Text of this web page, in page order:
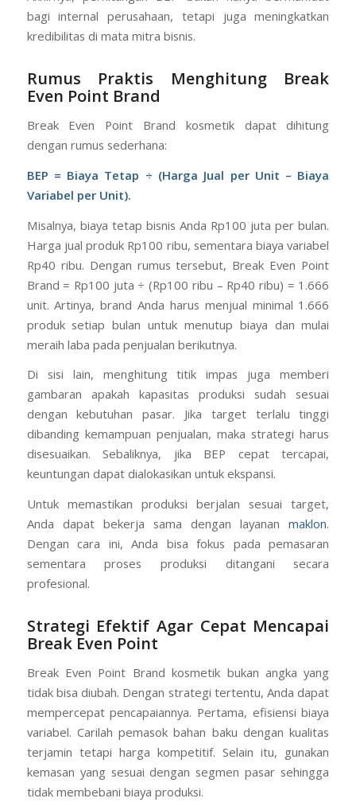
bagi internal perusahaan, tetapi juga meningkatkan
kredibilitas di mata mitra bisnis.
Rumus Praktis Menghitung Break
Even Point Brand
Break Even Point Brand kosmetik dapat dihitung
dengan rumus sederhana:
BEP = Biaya Tetap ÷ (Harga Jual per Unit – Biaya
Variabel per Unit).
Misalnya, biaya tetap bisnis Anda Rp100 juta per bulan.
Harga jual produk Rp100 ribu, sementara biaya variabel
Rp40 ribu. Dengan rumus tersebut, Break Even Point
Brand = Rp100 juta ÷ (Rp100 ribu – Rp40 ribu) = 1.666
unit. Artinya, brand Anda harus menjual minimal 1.666
produk setiap bulan untuk menutup biaya dan mulai
meraih laba pada penjualan berikutnya.
Di sisi lain, menghitung titik impas juga memberi
gambaran apakah kapasitas produksi sudah sesuai
dengan kebutuhan pasar. Jika target terlalu tinggi
dibanding kemampuan penjualan, maka strategi harus
disesuaikan. Sebaliknya, jika BEP cepat tercapai,
keuntungan dapat dialokasikan untuk ekspansi.
Untuk memastikan produksi berjalan sesuai target,
Anda dapat bekerja sama dengan layananmaklon.
Dengan cara ini, Anda bisa fokus pada pemasaran
sementara proses produksi ditangani secara
profesional.
Strategi Efektif Agar Cepat Mencapai
Break Even Point
Break Even Point Brand kosmetik bukan angka yang
tidak bisa diubah. Dengan strategi tertentu, Anda dapat
mempercepat pencapaiannya. Pertama, efisiensi biaya
variabel. Carilah pemasok bahan baku dengan kualitas
terjamin tetapi harga kompetitif. Selain itu, gunakan
kemasan yang sesuai dengan segmen pasar sehingga
tidak membebani biaya produksi.